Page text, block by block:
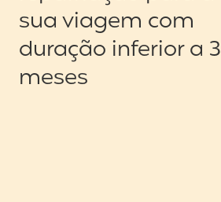
sua viagem com
duração inferior a 3
meses